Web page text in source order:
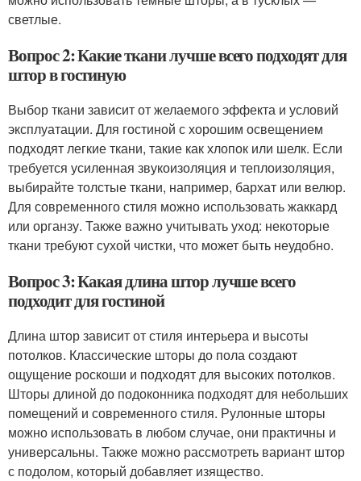
светлые.
Вопрос 2: Какие ткани лучше всего подходят для
штор в гостиную
Выбор ткани зависит от желаемого эффекта и условий
эксплуатации. Для гостиной с хорошим освещением
подходят легкие ткани, такие как хлопок или шелк. Если
требуется усиленная звукоизоляция и теплоизоляция,
выбирайте толстые ткани, например, бархат или велюр.
Для современного стиля можно использовать жаккард
или органзу. Также важно учитывать уход: некоторые
ткани требуют сухой чистки, что может быть неудобно.
Вопрос 3: Какая длина штор лучше всего
подходит для гостиной
Длина штор зависит от стиля интерьера и высоты
потолков. Классические шторы до пола создают
ощущение роскоши и подходят для высоких потолков.
Шторы длиной до подоконника подходят для небольших
помещений и современного стиля. Рулонные шторы
можно использовать в любом случае, они практичны и
универсальны. Также можно рассмотреть вариант штор
с подолом, который добавляет изящество.